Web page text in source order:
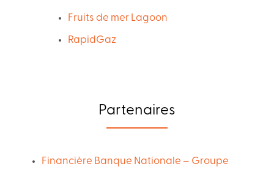
Fruits de mer Lagoon
RapidGaz
Partenaires
Financière Banque Nationale – Groupe